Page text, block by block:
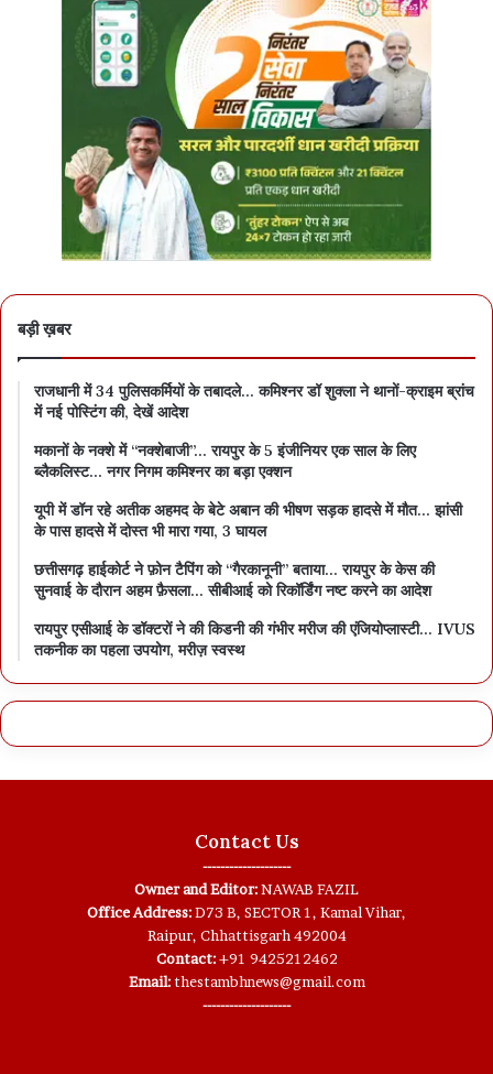
बड़ी ख़बर
राजधानी में 34 पुलिसकर्मियों के तबादले… कमिश्नर डॉ शुक्ला ने थानों-क्राइम ब्रांच
में नई पोस्टिंग की, देखें आदेश
मकानों के नक्शे में “नक्शेबाजी”… रायपुर के 5 इंजीनियर एक साल के लिए
ब्लैकलिस्ट… नगर निगम कमिश्नर का बड़ा एक्शन
यूपी में डॉन रहे अतीक अहमद के बेटे अबान की भीषण सड़क हादसे में मौत… झांसी
के पास हादसे में दोस्त भी मारा गया, 3 घायल
छत्तीसगढ़ हाईकोर्ट ने फ़ोन टैपिंग को “गैरकानूनी” बताया… रायपुर के केस की
सुनवाई के दौरान अहम फ़ैसला… सीबीआई को रिकॉर्डिंग नष्ट करने का आदेश
रायपुर एसीआई के डॉक्टरों ने की किडनी की गंभीर मरीज की एंजियोप्लास्टी… IVUS
तकनीक का पहला उपयोग, मरीज़ स्वस्थ
Contact Us
--------------------
Owner and Editor:NAWAB FAZIL
Office Address:D73 B, SECTOR 1, Kamal Vihar,
Raipur, Chhattisgarh 492004
Contact:+91 9425212462
Email:thestambhnews@gmail.com
--------------------